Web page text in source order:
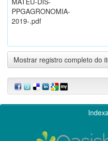
PPGAGRONOMIA-
2019-.pdf
Mostrar registro completo do